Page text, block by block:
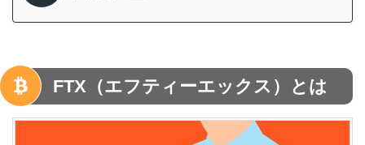
FTX（エフティーエックス）とは